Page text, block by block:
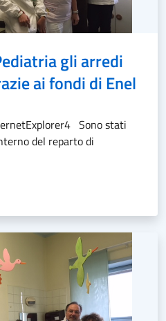
gli arredi
ai fondi di Enel
Sono stati
del reparto di